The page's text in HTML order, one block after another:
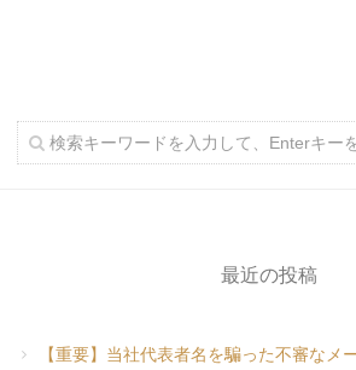
最近の投稿
【重要】当社代表者名を騙った不審なメ